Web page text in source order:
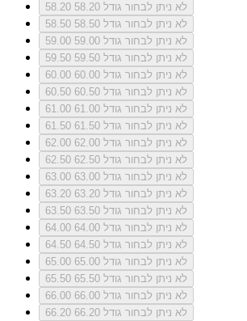
58.20
לא ניתן לבחור גודל 58.20
58.50
לא ניתן לבחור גודל 58.50
59.00
לא ניתן לבחור גודל 59.00
59.50
לא ניתן לבחור גודל 59.50
60.00
לא ניתן לבחור גודל 60.00
60.50
לא ניתן לבחור גודל 60.50
61.00
לא ניתן לבחור גודל 61.00
61.50
לא ניתן לבחור גודל 61.50
62.00
לא ניתן לבחור גודל 62.00
62.50
לא ניתן לבחור גודל 62.50
63.00
לא ניתן לבחור גודל 63.00
63.20
לא ניתן לבחור גודל 63.20
63.50
לא ניתן לבחור גודל 63.50
64.00
לא ניתן לבחור גודל 64.00
64.50
לא ניתן לבחור גודל 64.50
65.00
לא ניתן לבחור גודל 65.00
65.50
לא ניתן לבחור גודל 65.50
66.00
לא ניתן לבחור גודל 66.00
66.20
לא ניתן לבחור גודל 66.20